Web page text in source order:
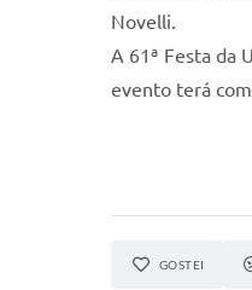
Novelli.
A 61ª Festa da
evento terá
GOSTEI